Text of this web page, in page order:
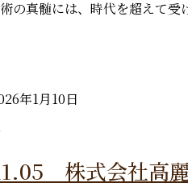
の真髄には、時代を超えて
年1月10日
株式会社高